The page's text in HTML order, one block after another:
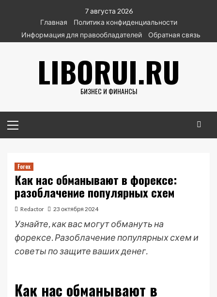
содержимому
7 августа 2026
Главная
Политика конфиденциальности
Информация для правообладателей
Обратная связь
LIBORUI.RU
БИЗНЕС И ФИНАНСЫ
меню
Forex
Как нас обманывают в форексе:
разоблачение популярных схем
Redactor 23 октября 2024
Узнайте, как вас могут обмануть на
форексе. Разоблачение популярных схем и
советы по защите ваших денег.
Как нас обманывают в